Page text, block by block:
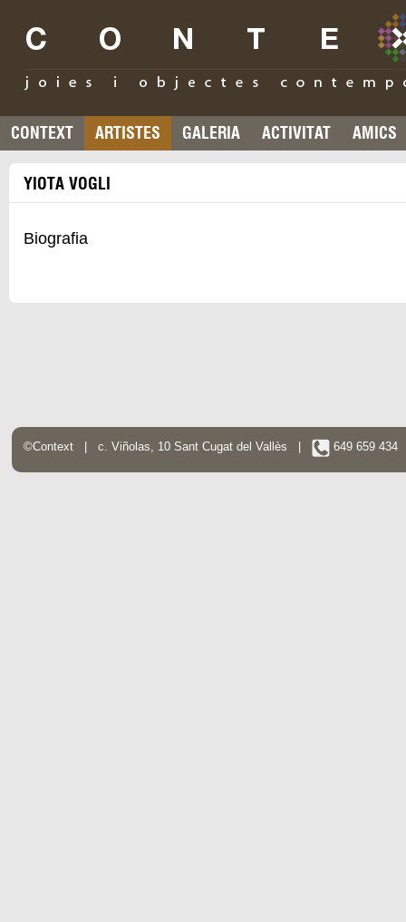
CONTEXT ARTISTES GALERIA ACTIVITAT AMICS
YIOTA VOGLI
Biografia
©Context | c. Viñolas, 10 Sant Cugat del Vallès | 649 659